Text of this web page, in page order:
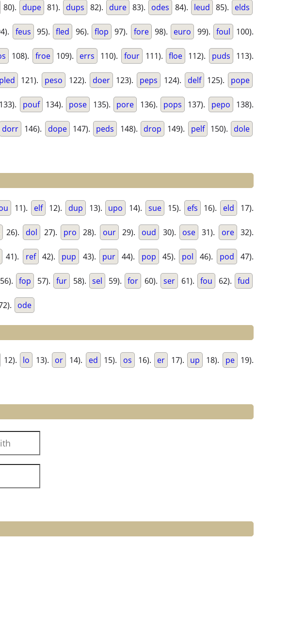
80). dupe 81). dups 82). dure 83). odes 84). leud 85). elds
feus 95). fled 96). flop 97). fore 98). euro 99). foul 100).
108). froe 109). errs 110). four 111). floe 112). puds 113).
pled 121). peso 122). doer 123). peps 124). delf 125). pope
133). pouf 134). pose 135). pore 136). pops 137). pepo 138).
dorr 146). dope 147). peds 148). drop 149). pelf 150). dole
11). elf 12). dup 13). upo 14). sue 15). efs 16). eld 17).
26). dol 27). pro 28). our 29). oud 30). ose 31). ore 32).
41). ref 42). pup 43). pur 44). pop 45). pol 46). pod 47).
56). fop 57). fur 58). sel 59). for 60). ser 61). fou 62). fud
ode
12). lo 13). or 14). ed 15). os 16). er 17). up 18). pe 19).